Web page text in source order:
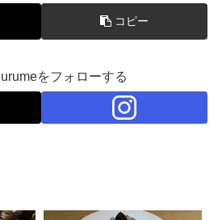
コピー
をフォローする